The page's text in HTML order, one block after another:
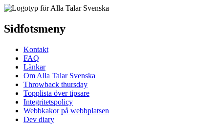
Sidfotsmeny
Kontakt
FAQ
Länkar
Om Alla Talar Svenska
Throwback thursday
Topplista över tipsare
Integritetspolicy
Webbkakor på webbplatsen
Dev diary